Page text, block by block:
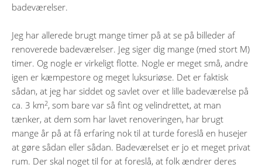
badeværelser.
Jeg har allerede brugt mange timer på at se på billeder af
renoverede badeværelser. Jeg siger dig mange (med stort M)
timer. Og nogle er virkeligt flotte. Nogle er meget små, andre
igen er kæmpestore og meget luksuriøse. Det er faktisk
sådan, at jeg har siddet og savlet over et lille badeværelse på
ca. 3 km2, som bare var så fint og velindrettet, at man
tænker, at dem som har lavet renoveringen, har brugt
mange år på at få erfaring nok til at turde foreslå en husejer
at gøre sådan eller sådan. Badeværelset er jo et meget privat
rum. Der skal noget til for at foreslå, at folk ændrer deres